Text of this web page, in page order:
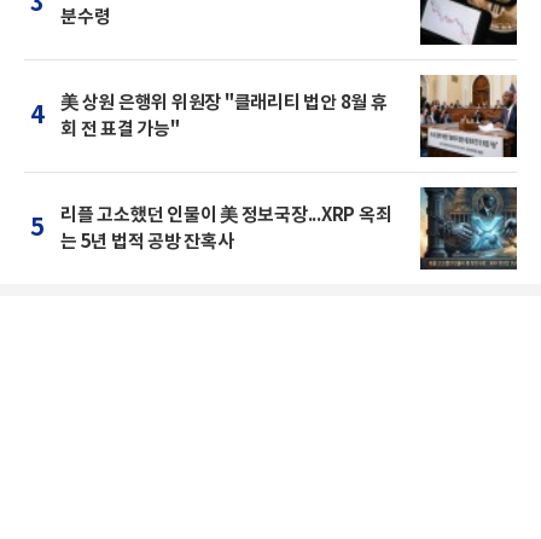
분수령
4
美 상원 은행위 위원장 "클래리티 법안 8월 휴
회 전 표결 가능"
5
리플 고소했던 인물이 美 정보국장...XRP 옥죄
는 5년 법적 공방 잔혹사